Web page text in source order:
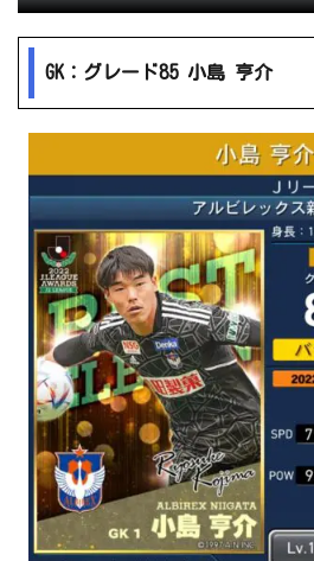
GK：グレード85 小島 亨介